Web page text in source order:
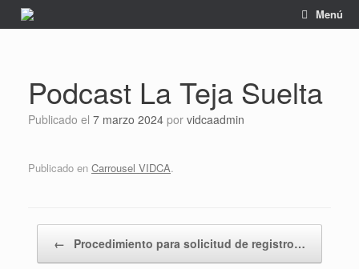
Saltar
Menú
Podcast La Teja Suelta
Publicado el 7 marzo 2024 por vidcaadmin
Publicado en Carrousel VIDCA.
← Procedimiento para solicitud de registro…